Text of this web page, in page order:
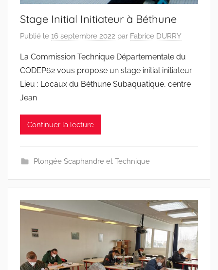
Stage Initial Initiateur à Béthune
Publié le 16 septembre 2022 par Fabrice DURRY
La Commission Technique Départementale du
CODEP62 vous propose un stage initial initiateur.
Lieu : Locaux du Béthune Subaquatique, centre
Jean
Continuer la lecture
Plongée Scaphandre et Technique